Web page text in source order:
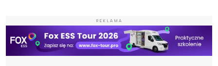
REKLAMA